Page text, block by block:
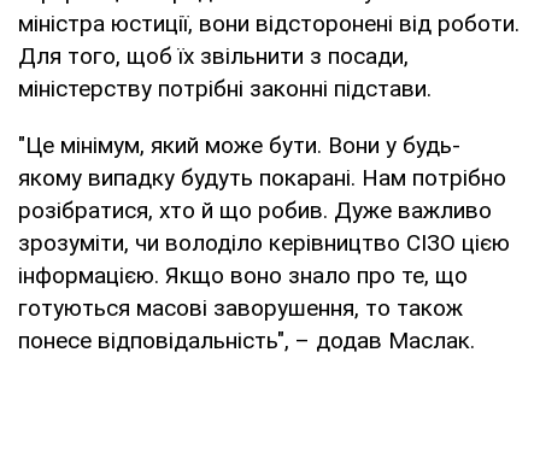
міністра юстиції, вони відсторонені від роботи.
Для того, щоб їх звільнити з посади,
міністерству потрібні законні підстави.
"Це мінімум, який може бути. Вони у будь-
якому випадку будуть покарані. Нам потрібно
розібратися, хто й що робив. Дуже важливо
зрозуміти, чи володіло керівництво СІЗО цією
інформацією. Якщо воно знало про те, що
готуються масові заворушення, то також
понесе відповідальність", – додав Маслак.